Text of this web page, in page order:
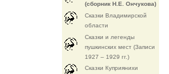
(сборник Н.Е. Ончукова)
Сказки Владимирской
области
Сказки и легенды
пушкинских мест (Записи
1927 – 1929 гг.)
Сказки Куприянихи